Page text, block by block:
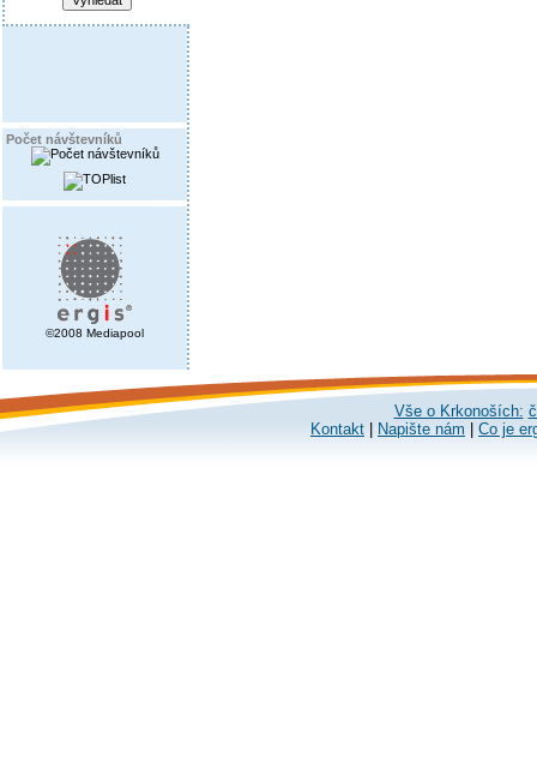
Počet návštevníků
©2008 Mediapool
Vše o Krkonoších:
Kontakt
Napište nám Co je